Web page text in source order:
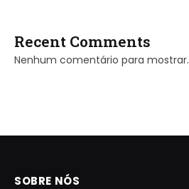
Recent Comments
Nenhum comentário para mostrar.
SOBRE NÓS